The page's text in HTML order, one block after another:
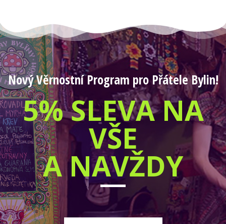
Nový Věrnostní Program pro Přátele Bylin!
5% SLEVA NA
VŠE
A NAVŽDY